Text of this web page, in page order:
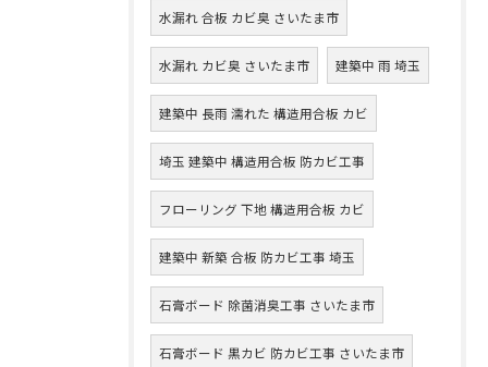
水漏れ 合板 カビ臭 さいたま市
水漏れ カビ臭 さいたま市 建築中 雨 埼玉
建築中 長雨 濡れた 構造用合板 カビ
埼玉 建築中 構造用合板 防カビ工事
フローリング 下地 構造用合板 カビ
建築中 新築 合板 防カビ工事 埼玉
石膏ボード 除菌消臭工事 さいたま市
石膏ボード 黒カビ 防カビ工事 さいたま市